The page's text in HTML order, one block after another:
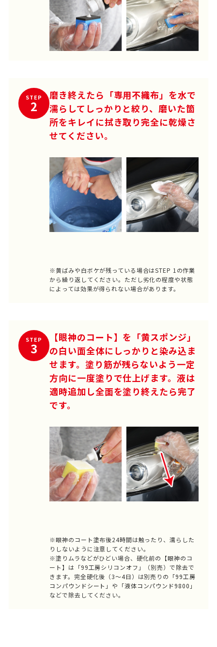
STEP
2
磨き終えたら「専用不織布」を水で
濡らしてしっかりと絞り、磨いた箇
所をキレイに拭き取り完全に乾燥さ
せてください。
※黄ばみや白ボケが残っている場合はSTEP 1の作業
から繰り返してください。ただし劣化の程度や状態
によっては効果が得られない場合があります。
STEP
3
【眼神のコート】を「黄スポンジ」
の白い面全体にしっかりと染み込ま
せます。塗り筋が残らないよう一定
方向に一度塗りで仕上げます。液は
適時追加し全面を塗り終えたら完了
です。
※眼神のコート塗布後24時間は触ったり、濡らした
りしないように注意してください。
※塗りムラなどがひどい場合、硬化前の【眼神のコ
ート】は「99工房シリコンオフ」（別売）で除去で
きます。完全硬化後（3～4日）は別売りの 「99工房
コンパウンドシート」 や 「液体コンパウンド9800」
などで除去してください。